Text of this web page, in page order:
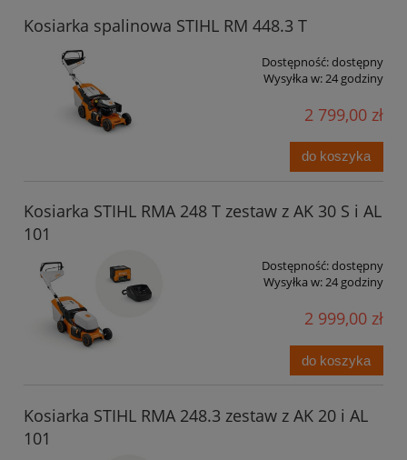
Kosiarka spalinowa STIHL RM 448.3 T
Dostępność:dostępny
Wysyłka w:24 godziny
2 799,00 zł
do koszyka
Kosiarka STIHL RMA 248 T zestaw z AK 30 S i AL
101
Dostępność:dostępny
Wysyłka w:24 godziny
2 999,00 zł
do koszyka
Kosiarka STIHL RMA 248.3 zestaw z AK 20 i AL
101